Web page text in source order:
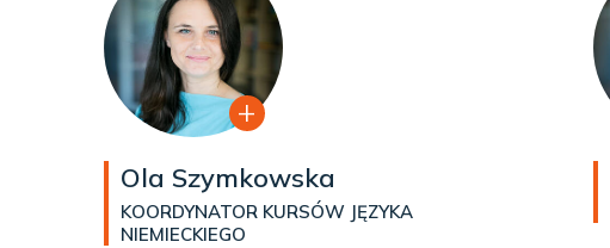
Ola Szymkowska
KOORDYNATOR KURSÓW JĘZYKA
NIEMIECKIEGO